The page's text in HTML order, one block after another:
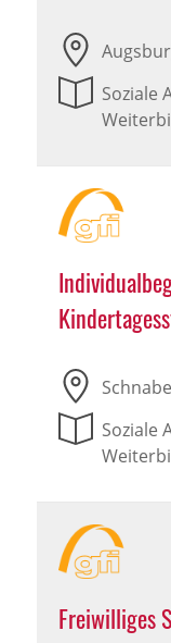
Soziale
Soziale
Freiwilliges